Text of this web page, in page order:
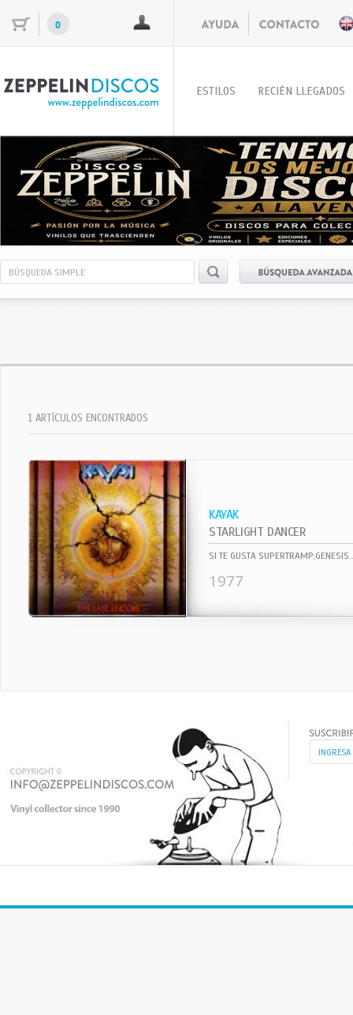
0
ESTILOS RECIÉN LLEGADOS
1 ARTÍCULOS ENCONTRADOS
KAYAK
STARLIGHT DANCER
1977